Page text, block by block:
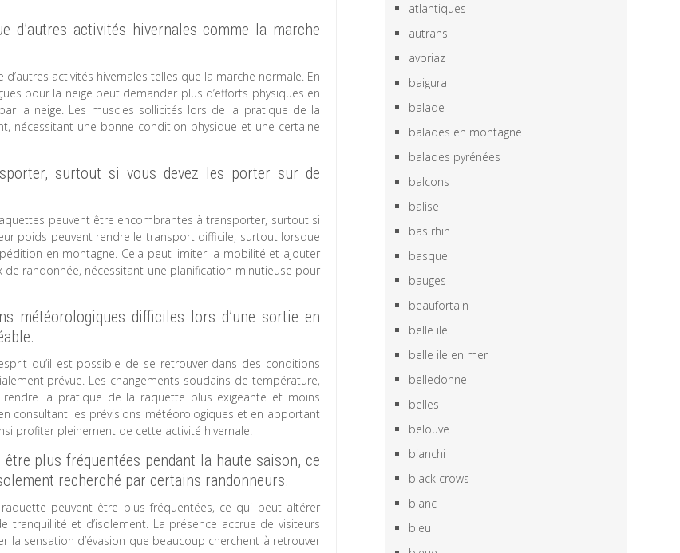
d’autres activités hivernales comme la marche
activités hivernales telles que la marche normale. En
pour la neige peut demander plus d’efforts physiques en
la neige. Les muscles sollicités lors de la pratique de la
nécessitant une bonne condition physique et une certaine
surtout si vous devez les porter sur de
peuvent être encombrantes à transporter, surtout si
poids peuvent rendre le transport difficile, surtout lorsque
en montagne. Cela peut limiter la mobilité et ajouter
randonnée, nécessitant une planification minutieuse pour
météorologiques difficiles lors d’une sortie en
qu’il est possible de se retrouver dans des conditions
prévue. Les changements soudains de température,
la pratique de la raquette plus exigeante et moins
consultant les prévisions météorologiques et en apportant
profiter pleinement de cette activité hivernale.
plus fréquentées pendant la haute saison, ce
recherché par certains randonneurs.
peuvent être plus fréquentées, ce qui peut altérer
tranquillité et d’isolement. La présence accrue de visiteurs
sensation d’évasion que beaucoup cherchent à retrouver
atlantiques
autrans
avoriaz
baigura
balade
balades en montagne
balades pyrénées
balcons
balise
bas rhin
basque
bauges
beaufortain
belle ile
belle ile en mer
belledonne
belles
belouve
bianchi
black crows
blanc
bleu